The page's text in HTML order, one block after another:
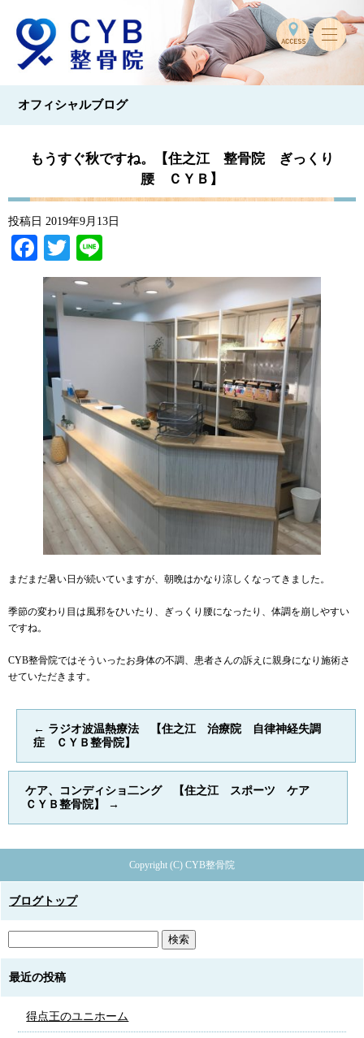
オフィシャルブログ
もうすぐ秋ですね。【住之江 整骨院 ぎっくり
腰 ＣＹＢ】
投稿日 2019年9月13日
Facebook
Twitter
まだまだ暑い日が続いていますが、朝晩はかなり涼しくなってきました。
季節の変わり目は風邪をひいたり、ぎっくり腰になったり、体調を崩しやすい
ですね。
CYB整骨院ではそういったお身体の不調、患者さんの訴えに親身になり施術さ
せていただきます。
← ラジオ波温熱療法 【住之江 治療院 自律神経失調
症 ＣＹＢ整骨院】
ケア、コンディショ二ング 【住之江 スポーツ ケア
ＣＹＢ整骨院】
→
Copyright (C) CYB整骨院
ブログトップ
最近の投稿
得点王のユニホーム